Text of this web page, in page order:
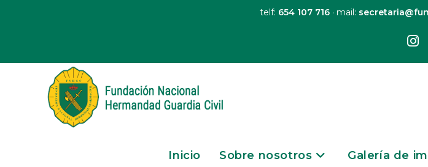
telf: 654 107 716· mail:
Inicio Sobre nosotros Galería de